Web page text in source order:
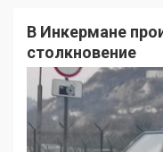
В Инкермане
столкновение